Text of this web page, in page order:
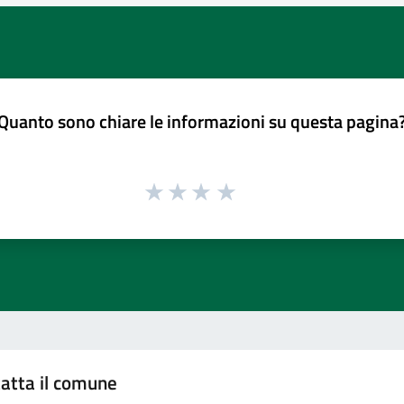
sono chiare le informazioni su questa
il comune